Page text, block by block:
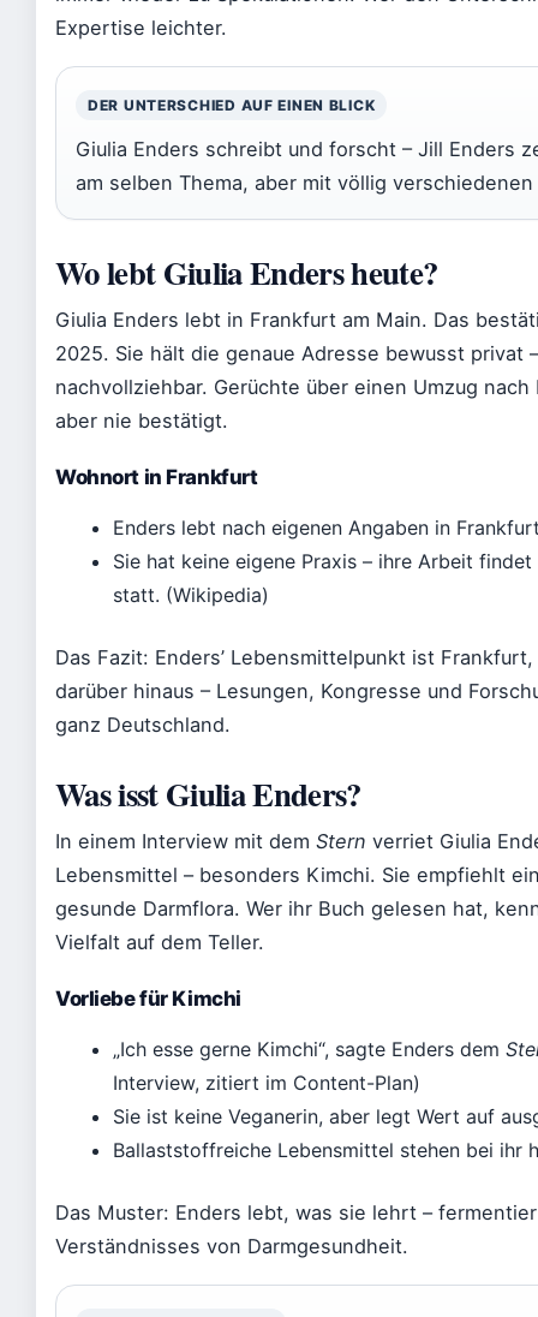
Expertise leichter.
DER UNTERSCHIED AUF EINEN BLICK
Giulia Enders schreibt und forscht – Jill Enders
am selben Thema, aber mit völlig verschiedenen
Wo lebt Giulia Enders heute?
Giulia Enders lebt in Frankfurt am Main. Das
2025. Sie hält die genaue Adresse bewusst
nachvollziehbar. Gerüchte über einen Umzug
aber nie bestätigt.
Wohnort in Frankfurt
Enders lebt nach eigenen Angaben in
Sie hat keine eigene Praxis – ihre Arbeit
statt. (Wikipedia)
Das Fazit: Enders’ Lebensmittelpunkt ist
darüber hinaus – Lesungen, Kongresse und
ganz Deutschland.
Was isst Giulia Enders?
In einem Interview mit dem Stern verriet Giulia
Lebensmittel – besonders Kimchi. Sie empfiehlt
gesunde Darmflora. Wer ihr Buch gelesen hat,
Vielfalt auf dem Teller.
Vorliebe für Kimchi
„Ich esse gerne Kimchi“, sagte Enders dem
Interview, zitiert im Content-Plan)
Sie ist keine Veganerin, aber legt Wert auf
Ballaststoffreiche Lebensmittel stehen bei ihr
Das Muster: Enders lebt, was sie lehrt –
Verständnisses von Darmgesundheit.